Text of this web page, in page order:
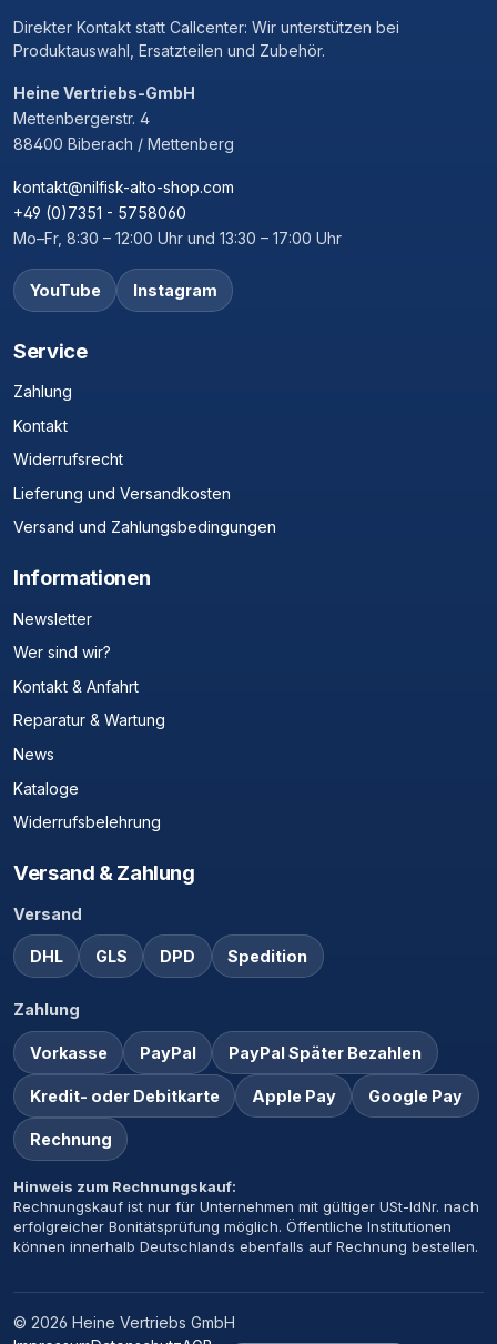
Direkter Kontakt statt Callcenter: Wir unterstützen bei
Produktauswahl, Ersatzteilen und Zubehör.
Heine Vertriebs-GmbH
Mettenbergerstr. 4
88400 Biberach / Mettenberg
kontakt@nilfisk-alto-shop.com
+49 (0)7351 - 5758060
Mo–Fr, 8:30 – 12:00 Uhr und 13:30 – 17:00 Uhr
YouTube Instagram
Service
Zahlung
Kontakt
Widerrufsrecht
Lieferung und Versandkosten
Versand und Zahlungsbedingungen
Informationen
Newsletter
Wer sind wir?
Kontakt & Anfahrt
Reparatur & Wartung
News
Kataloge
Widerrufsbelehrung
Versand & Zahlung
Versand
DHL GLS DPD Spedition
Zahlung
Vorkasse PayPal PayPal Später Bezahlen
Kredit- oder Debitkarte Apple Pay Google Pay
Rechnung
Hinweis zum Rechnungskauf:
Rechnungskauf ist nur für Unternehmen mit gültiger USt-IdNr. nach
erfolgreicher Bonitätsprüfung möglich. Öffentliche Institutionen
können innerhalb Deutschlands ebenfalls auf Rechnung bestellen.
© 2026 Heine Vertriebs GmbH